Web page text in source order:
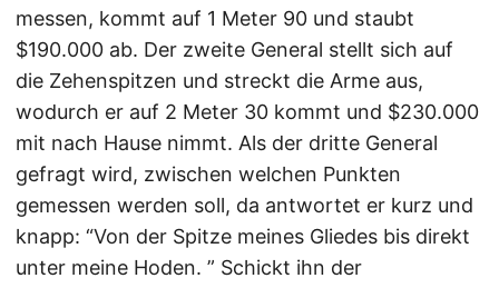
messen, kommt auf 1 Meter 90 und staubt
$190.000 ab. Der zweite General stellt sich auf
die Zehenspitzen und streckt die Arme aus,
wodurch er auf 2 Meter 30 kommt und $230.000
mit nach Hause nimmt. Als der dritte General
gefragt wird, zwischen welchen Punkten
gemessen werden soll, da antwortet er kurz und
knapp: “Von der Spitze meines Gliedes bis direkt
unter meine Hoden. ” Schickt ihn der